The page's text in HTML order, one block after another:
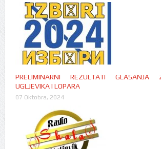
PRELIMINARNI REZULTATI GLASANJA
UGLJEVIKA I LOPARA
07 Oktobra, 2024